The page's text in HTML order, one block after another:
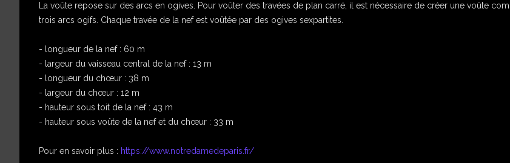
La voûte repose sur des arcs en ogives. Pour voûter des travées de plan carré, il est nécessaire de créer une voûte
trois arcs ogifs. Chaque travée de la nef est voûtée par des ogives sexpartites.
- longueur de la nef : 60 m
- largeur du vaisseau central de la nef : 13 m
- longueur du chœur : 38 m
- largeur du chœur : 12 m
- hauteur sous toit de la nef : 43 m
- hauteur sous voûte de la nef et du chœur : 33 m
Pour en savoir plus : https://www.notredamedeparis.fr/